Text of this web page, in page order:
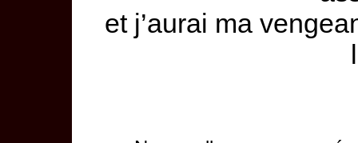
et j’aurai ma